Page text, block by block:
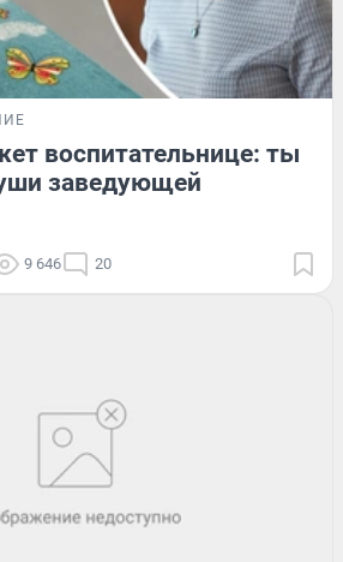
воспитательнице: ты
заведующей
9 646 20